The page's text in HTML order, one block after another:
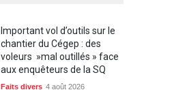
Important vol d’outils sur le
chantier du Cégep : des
voleurs »mal outillés » face
aux enquêteurs de la SQ
Faits divers 4 août 2026